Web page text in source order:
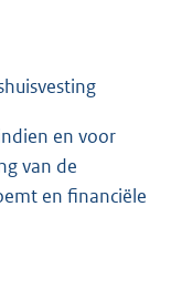
en voor
van de
en financiële